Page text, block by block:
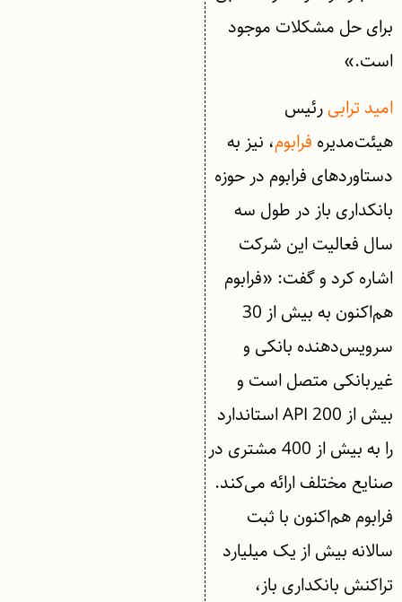
برای حل مشکلات موجود
است.»
امید ترابیرئیس
هیئت‌مدیره فرابوم، نیز به
دستاوردهای فرابوم در حوزه
بانکداری باز در طول سه
سال فعالیت این شرکت
اشاره کرد و گفت: «فرابوم
هم‌اکنون به بیش از 30
سرویس‌دهنده بانکی و
غیربانکی متصل است و
بیش از 200 API استاندارد
را به بیش از 400 مشتری در
صنایع مختلف ارائه می‌کند.
فرابوم هم‌اکنون با ثبت
سالانه بیش از یک میلیارد
تراکنش بانکداری باز،